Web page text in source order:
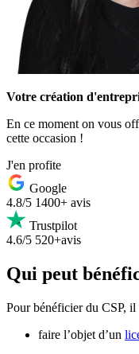
Votre création
En ce moment on vous
cette occasion !
J'en profite
Google
4.8/5 1400+ avis
Trustpilot
4.6/5 520+avis
Qui peut
Pour bénéficier du CSP, il
faire l’objet d’un